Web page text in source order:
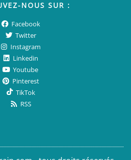
NOUS SUR :
Facebook
Twitter
Instagram
Linkedin
Youtube
Pinterest
TikTok
RSS